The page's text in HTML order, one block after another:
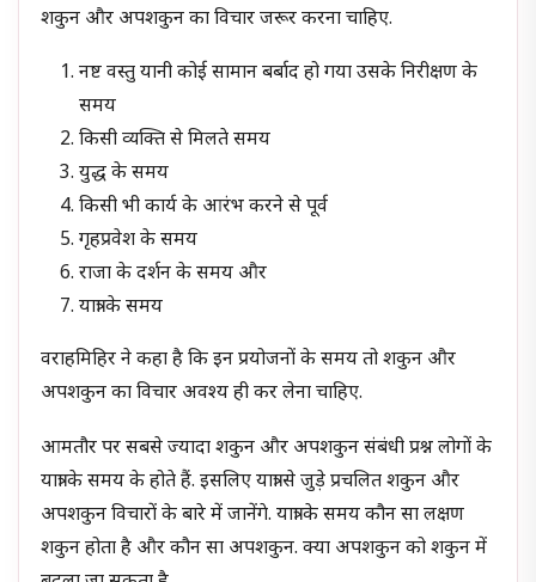
शकुन और अपशकुन का विचार जरूर करना चाहिए.
नष्ट वस्तु यानी कोई सामान बर्बाद हो गया उसके निरीक्षण के
समय
किसी व्यक्ति से मिलते समय
युद्ध के समय
किसी भी कार्य के आरंभ करने से पूर्व
गृहप्रवेश के समय
राजा के दर्शन के समय और
यात्रा के समय
वराहमिहिर ने कहा है कि इन प्रयोजनों के समय तो शकुन और
अपशकुन का विचार अवश्य ही कर लेना चाहिए.
आमतौर पर सबसे ज्यादा शकुन और अपशकुन संबंधी प्रश्न लोगों के
यात्रा के समय के होते हैं. इसलिए यात्रा से जुड़े प्रचलित शकुन और
अपशकुन विचारों के बारे में जानेंगे. यात्रा के समय कौन सा लक्षण
शकुन होता है और कौन सा अपशकुन. क्या अपशकुन को शकुन में